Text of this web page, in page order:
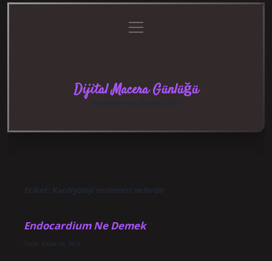
menüyü
aç
Dijital Macera Günlüğü
Etiket: Kardiyoloji terimleri nelerdir
Endocardium Ne Demek
Tarih: Ekim 16, 2024